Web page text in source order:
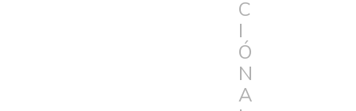
C
I
Ó
N
A